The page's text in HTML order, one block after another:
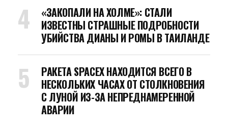
«ЗАКОПАЛИ НА ХОЛМЕ»: СТАЛИ
ИЗВЕСТНЫ СТРАШНЫЕ ПОДРОБНОСТИ
УБИЙСТВА ДИАНЫ И РОМЫ В ТАИЛАНДЕ
РАКЕТА SPACEX НАХОДИТСЯ ВСЕГО В
НЕСКОЛЬКИХ ЧАСАХ ОТ СТОЛКНОВЕНИЯ
С ЛУНОЙ ИЗ-ЗА НЕПРЕДНАМЕРЕННОЙ
АВАРИИ